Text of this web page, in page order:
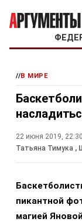
//В МИРЕ
22 июня 2019, 22:30
Татьяна Тимука ,
пикантной
магией